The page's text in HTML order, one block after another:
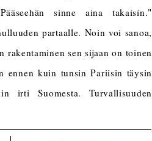
sinne aina takaisin."
partaalle. Noin voi sanoa,
sen sijaan on toinen
ennen kuin tunsin Pariisin täysin
irti Suomesta. Turvallisuuden